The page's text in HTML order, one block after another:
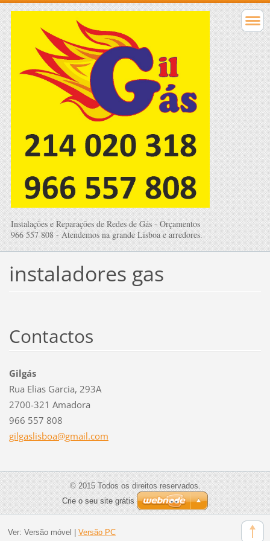
Instalações e Reparações de Redes de Gás - Orçamentos
966 557 808 - Atendemos na grande Lisboa e arredores.
instaladores gas
Contactos
Gilgás
Rua Elias Garcia, 293A
2700-321 Amadora
966 557 808
gilgaslisboa@gmail.com
© 2015 Todos os direitos reservados.
Crie o seu site grátis
Ver: Versão móvel Versão PC